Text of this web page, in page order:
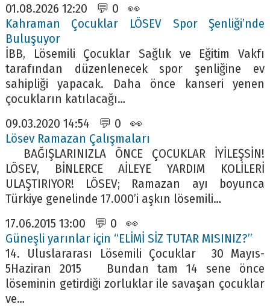
01.08.2026 12:20 💬 0 👀
Kahraman Çocuklar LÖSEV Spor Şenliği’nde
Buluşuyor
İBB, Lösemili Çocuklar Sağlık ve Eğitim Vakfı
tarafından düzenlenecek spor şenliğine ev
sahipliği yapacak. Daha önce kanseri yenen
çocukların katılacağı…
09.03.2020 14:54 💬 0 👀
Lösev Ramazan Çalışmaları
BAĞIŞLARINIZLA ÖNCE ÇOCUKLAR İYİLEŞSİN!
LÖSEV, BİNLERCE AİLEYE YARDIM KOLİLERİ
ULAŞTIRIYOR! LÖSEV; Ramazan ayı boyunca
Türkiye genelinde 17.000’i aşkın lösemili…
17.06.2015 13:00 💬 0 👀
Güneşli yarınlar için “ELİMİ SİZ TUTAR MISINIZ?”
14. Uluslararası Lösemili Çocuklar 30 Mayıs-
5Haziran 2015 Bundan tam 14 sene önce
löseminin getirdiği zorluklar ile savaşan çocuklar
ve…